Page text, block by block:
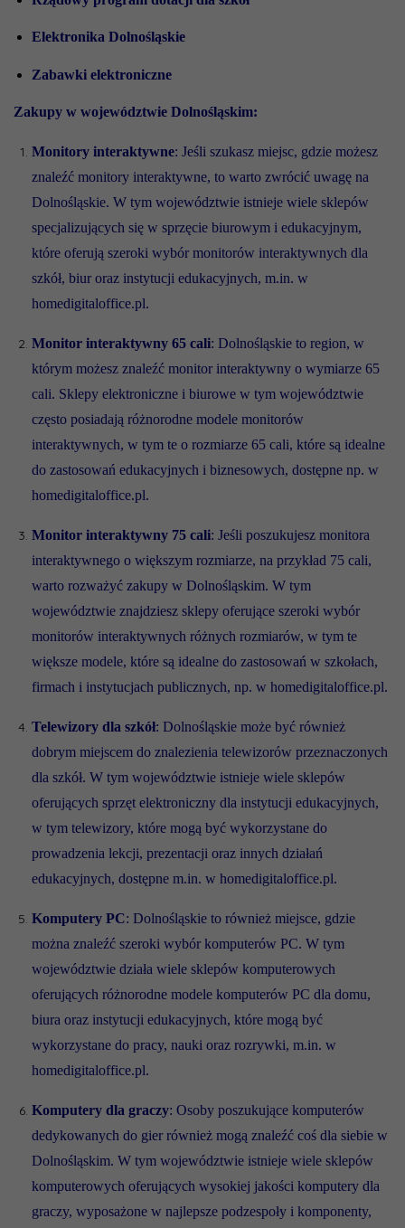
Elektronika Dolnośląskie
Zabawki elektroniczne
Zakupy w województwie Dolnośląskim:
Monitory interaktywne: Jeśli szukasz miejsc, gdzie możesz
znaleźć monitory interaktywne, to warto zwrócić uwagę na
Dolnośląskie. W tym województwie istnieje wiele sklepów
specjalizujących się w sprzęcie biurowym i edukacyjnym,
które oferują szeroki wybór monitorów interaktywnych dla
szkół, biur oraz instytucji edukacyjnych, m.in. w
homedigitaloffice.pl.
Monitor interaktywny 65 cali: Dolnośląskie to region, w
którym możesz znaleźć monitor interaktywny o wymiarze 65
cali. Sklepy elektroniczne i biurowe w tym województwie
często posiadają różnorodne modele monitorów
interaktywnych, w tym te o rozmiarze 65 cali, które są idealne
do zastosowań edukacyjnych i biznesowych, dostępne np. w
homedigitaloffice.pl.
Monitor interaktywny 75 cali: Jeśli poszukujesz monitora
interaktywnego o większym rozmiarze, na przykład 75 cali,
warto rozważyć zakupy w Dolnośląskim. W tym
województwie znajdziesz sklepy oferujące szeroki wybór
monitorów interaktywnych różnych rozmiarów, w tym te
większe modele, które są idealne do zastosowań w szkołach,
firmach i instytucjach publicznych, np. w homedigitaloffice.pl.
Telewizory dla szkół: Dolnośląskie może być również
dobrym miejscem do znalezienia telewizorów przeznaczonych
dla szkół. W tym województwie istnieje wiele sklepów
oferujących sprzęt elektroniczny dla instytucji edukacyjnych,
w tym telewizory, które mogą być wykorzystane do
prowadzenia lekcji, prezentacji oraz innych działań
edukacyjnych, dostępne m.in. w homedigitaloffice.pl.
Komputery PC: Dolnośląskie to również miejsce, gdzie
można znaleźć szeroki wybór komputerów PC. W tym
województwie działa wiele sklepów komputerowych
oferujących różnorodne modele komputerów PC dla domu,
biura oraz instytucji edukacyjnych, które mogą być
wykorzystane do pracy, nauki oraz rozrywki, m.in. w
homedigitaloffice.pl.
Komputery dla graczy: Osoby poszukujące komputerów
dedykowanych do gier również mogą znaleźć coś dla siebie w
Dolnośląskim. W tym województwie istnieje wiele sklepów
komputerowych oferujących wysokiej jakości komputery dla
graczy, wyposażone w najlepsze podzespoły i komponenty,